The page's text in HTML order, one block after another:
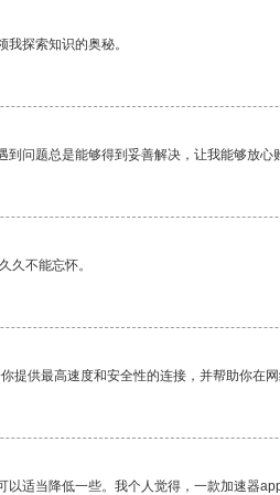
探索知识的奥秘。
问题总是能够得到妥善解决，让我能够放心
久不能忘怀。
提供最高速度和安全性的连接，并帮助你在网
适当降低一些。我个人觉得，一款加速器